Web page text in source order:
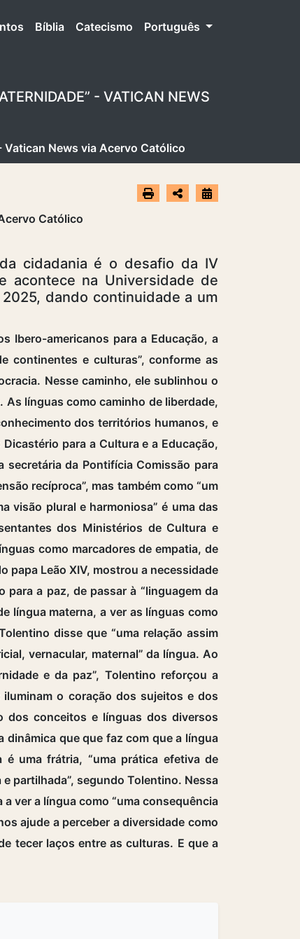
Bíblia Catecismo Português
- VATICAN NEWS
News via Acervo Católico
cidadania é o desafio da IV
acontece na Universidade de
dando continuidade a um
Ibero-americanos para a Educação, a
continentes e culturas”, conforme as
Nesse caminho, ele sublinhou o
línguas como caminho de liberdade,
dos territórios humanos, e
para a Cultura e a Educação,
da Pontifícia Comissão para
recíproca”, mas também como “um
visão plural e harmoniosa” é uma das
dos Ministérios de Cultura e
como marcadores de empatia, de
papa Leão XIV, mostrou a necessidade
para a paz, de passar à “linguagem da
língua materna, a ver as línguas como
disse que “uma relação assim
vernacular, maternal” da língua. Ao
e da paz”, Tolentino reforçou a
o coração dos sujeitos e dos
dos conceitos e línguas dos diversos
dinâmica que que faz com que a língua
uma frátria, “uma prática efetiva de
partilhada”, segundo Tolentino. Nessa
ver a língua como “uma consequência
ajude a perceber a diversidade como
tecer laços entre as culturas. E que a